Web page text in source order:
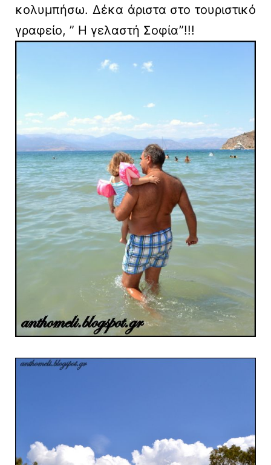
κολυμπήσω. Δέκα άριστα στο τουριστικό
γραφείο, ” Η γελαστή Σοφία”!!!